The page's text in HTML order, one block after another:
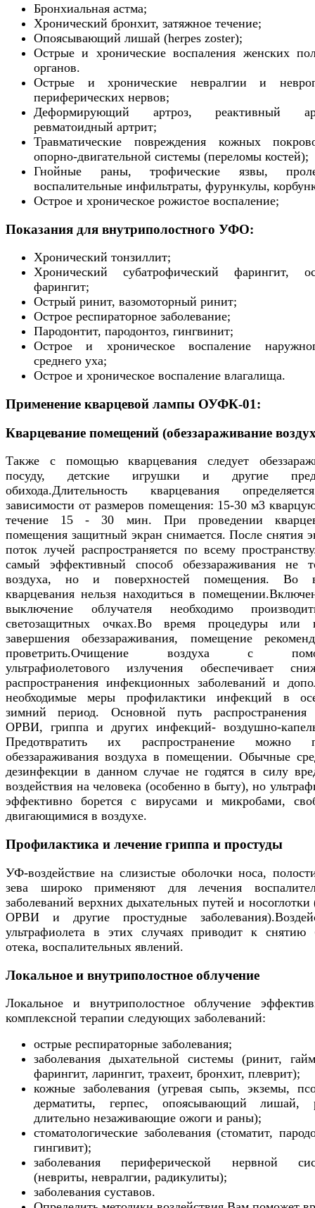
Бронхиальная астма;
Хронический бронхит, затяжное течение;
Опоясывающий лишай (herpes zoster);
Острые и хронические воспаления женских
органов.
Острые и хронические невралгии и
периферических нервов;
Деформирующий артроз, реактивный
ревматоидный артрит;
Травматические повреждения кожных
опорно-двигательной системы (переломы костей);
Гнойные раны, трофические язвы,
воспалительные инфильтраты, фурункулы,
Острое и хроническое рожистое воспаление;
Показания для внутриполостного УФО:
Хронический тонзиллит;
Хронический субатрофический фарингит,
фарингит;
Острый ринит, вазомоторный ринит;
Острое респираторное заболевание;
Пародонтит, пародонтоз, гингвинит;
Острое и хроническое воспаление
среднего уха;
Острое и хроническое воспаление влагалища.
Применение кварцевой лампы ОУФК-01:
Кварцевание помещений (обеззараживание
Также с помощью кварцевания следует
посуду, детские игрушки и другие
обихода.Длительность кварцевания
зависимости от размеров помещения: 15-30 м3
течение 15 - 30 мин. При проведении
помещения защитный экран снимается. После снятия
поток лучей распространяется по всему
самый эффективный способ обеззараживания не
воздуха, но и поверхностей помещения. Во
кварцевания нельзя находиться в
выключение облучателя необходимо
светозащитных очках.Во время процедуры или
завершения обеззараживания, помещение
проветрить.Очищение воздуха с
ультрафиолетового излучения обеспечивает
распространения инфекционных заболеваний и
необходимые меры профилактики инфекций в
зимний период. Основной путь
ОРВИ, гриппа и других инфекций- воздушно-
Предотвратить их распространение можно
обеззараживания воздуха в помещении. Обычные
дезинфекции в данном случае не годятся в силу
воздействия на человека (особенно в быту), но
эффективно борется с вирусами и микробами,
двигающимися в воздухе.
Профилактика и лечение гриппа и простуды
УФ-воздействие на слизистые оболочки носа,
зева широко применяют для лечения
заболеваний верхних дыхательных путей и
ОРВИ и другие простудные
ультрафиолета в этих случаях приводит к снятию
отека, воспалительных явлений.
Локальное и внутриполостное облучение
Локальное и внутриполостное облучение
комплексной терапии следующих заболеваний:
острые респираторные заболевания;
заболевания дыхательной системы (ринит,
фарингит, ларингит, трахеит, бронхит, плеврит);
кожные заболевания (угревая сыпь, экземы,
дерматиты, герпес, опоясывающий лишай,
длительно незаживающие ожоги и раны);
стоматологические заболевания (стоматит,
гингивит);
заболевания периферической нервной
(невриты, невралгии, радикулиты);
заболевания суставов.